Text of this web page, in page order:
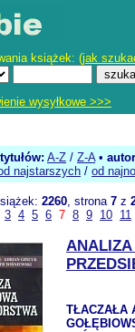
książek: (jak
wysyłkowe >>>
tytułów: A-Z / Z-A•
najstarszych / od
2260, strona 7z
3 4 5 6 7 8 9 10 11
ANALIZA
TŁACZAŁA